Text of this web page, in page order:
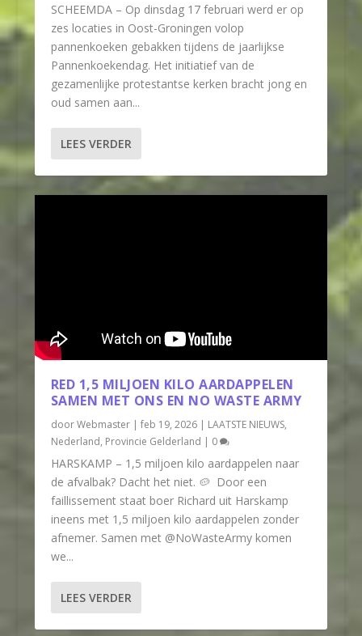
SCHEEMDA – Op dinsdag 17 februari werd er op
zes locaties in Oost-Groningen volop
pannenkoeken gebakken tijdens de jaarlijkse
Pannenkoekendag. Het initiatief van de
gezamenlijke protestantse kerken bracht jong en
oud samen aan...
LEES VERDER
RED 1,5 MILJOEN KILO AARDAPPELEN
SAMEN MET ONS EN NO WASTE ARMY
doorWebmaster| feb 19, 2026| LAATSTE NIEUWS,
Nederland, Provincie Gelderland | 0
HARSKAMP – 1,5 miljoen kilo aardappelen naar
de afvalbak? Dacht het niet. 🥔⁠ ⁠ Door een
faillissement staat boer Richard uit Harskamp
ineens met 1,5 miljoen kilo aardappelen zonder
afnemer. Samen met @NoWasteArmy komen
we...
LEES VERDER